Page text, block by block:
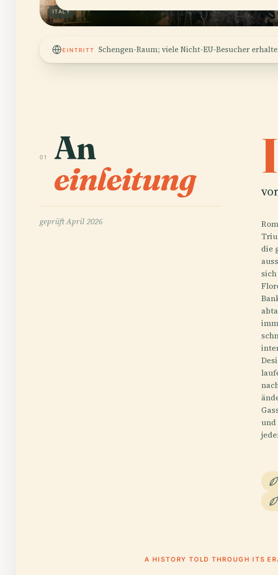
ITALY
EINTRITT Schengen-Raum; viele Nicht-EU-Besucher
01 An
einleitung
geprüftApril 2026
I
die
und
A HISTORY TOLD THROUGH ITS